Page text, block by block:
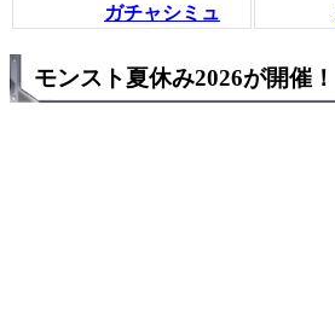
ガチャシミュ
モンスト夏休み2026が開催！